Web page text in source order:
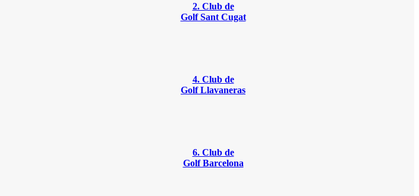
2. Club de
Golf Sant Cugat
4. Club de
Golf Llavaneras
6. Club de
Golf Barcelona